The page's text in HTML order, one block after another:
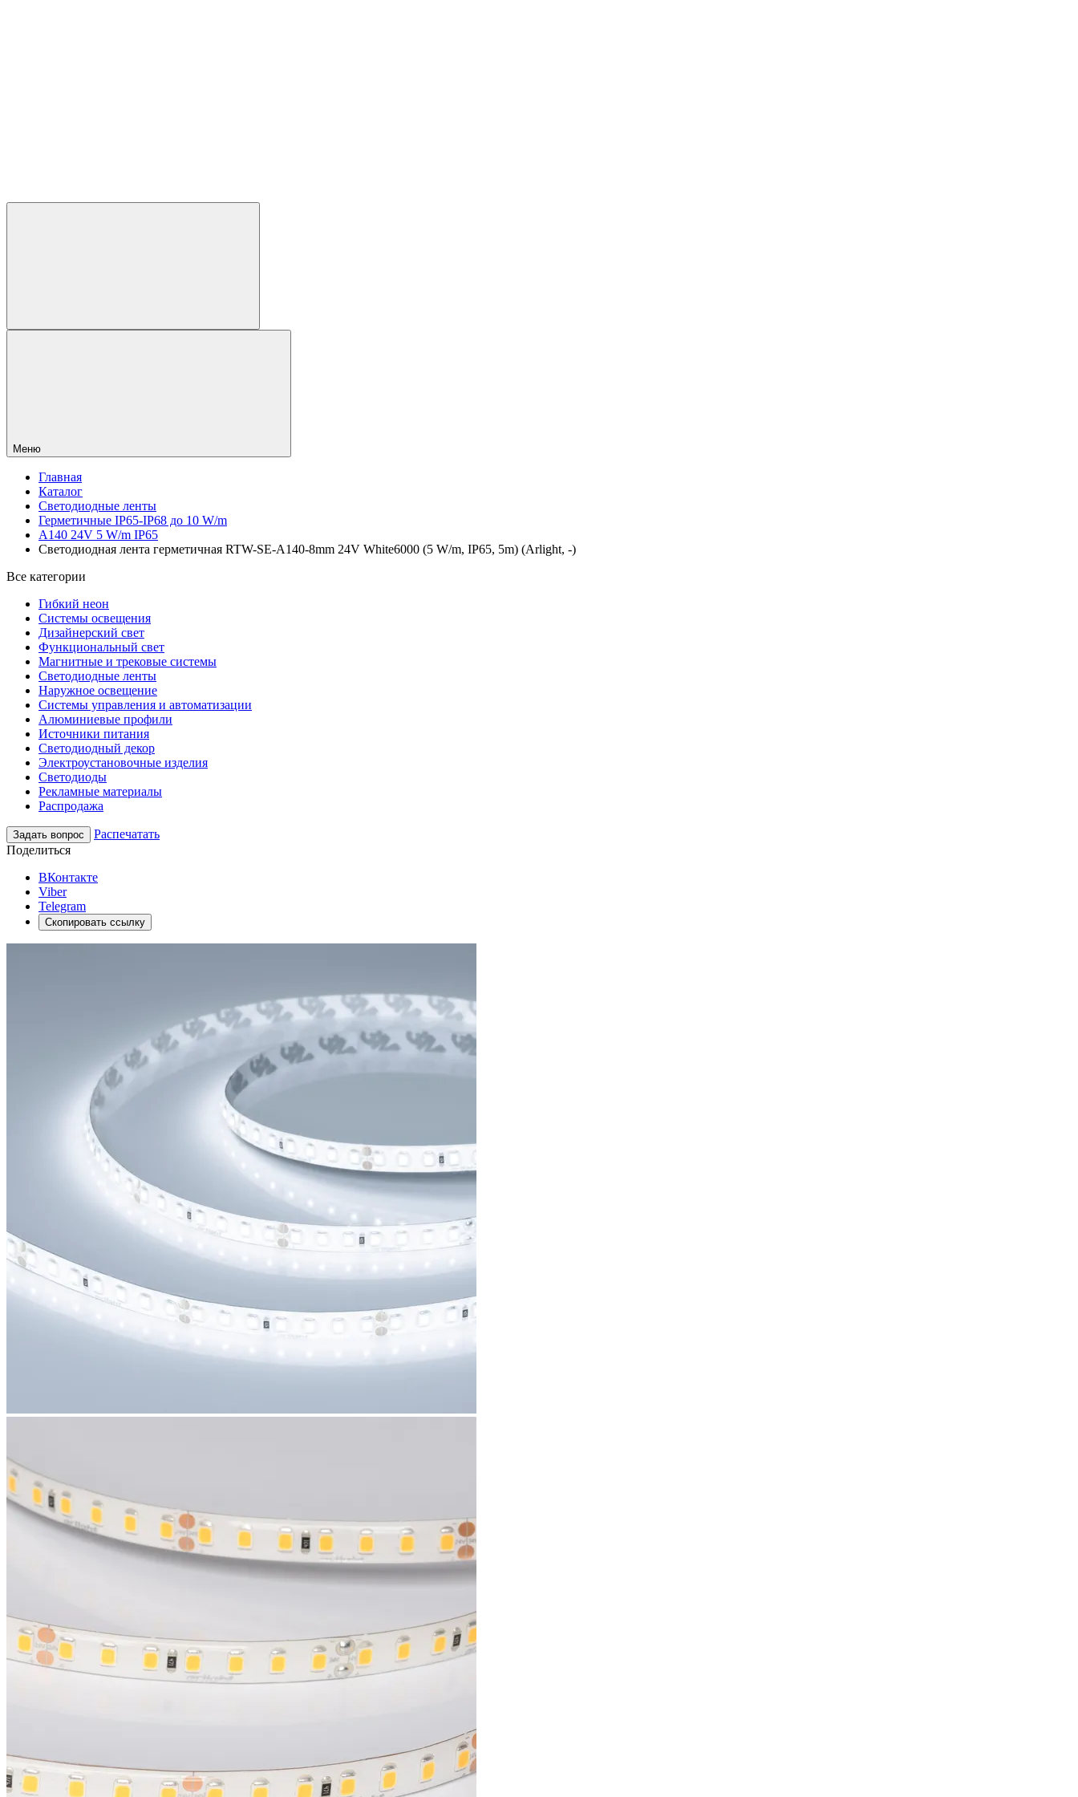
Меню
Главная
Каталог
Светодиодные ленты
Герметичные IP65-IP68 до 10 W/m
A140 24V 5 W/m IP65
Светодиодная лента герметичная RTW-SE-A140-8mm 24V White6000 (5 W/m, IP65, 5m) (Arlight, -)
Все категории
Гибкий неон
Системы освещения
Дизайнерский свет
Функциональный свет
Магнитные и трековые системы
Светодиодные ленты
Наружное освещение
Системы управления и автоматизации
Алюминиевые профили
Источники питания
Светодиодный декор
Электроустановочные изделия
Светодиоды
Рекламные материалы
Распродажа
Задать вопрос
Распечатать
Поделиться
ВКонтакте
Viber
Telegram
Скопировать ссылку